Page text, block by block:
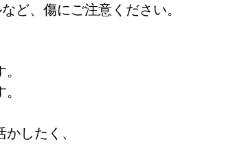
ど、傷にご注意ください。
したく、